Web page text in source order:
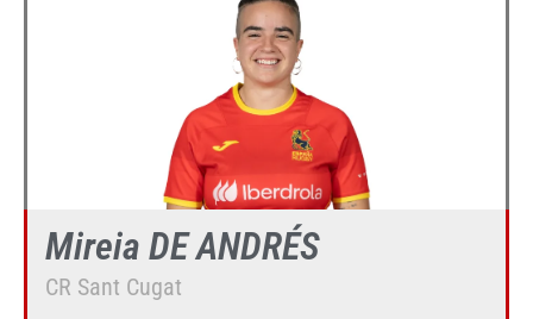
Mireia DE ANDRÉS
CR Sant Cugat